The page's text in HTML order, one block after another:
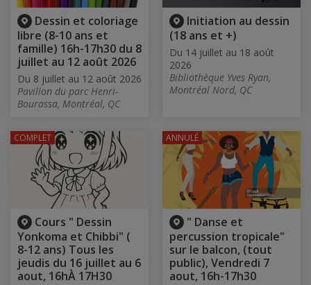
Dessin et coloriage
libre (8-10 ans et
famille) 16h-17h30 du 8
juillet au 12 août 2026
Du 8 juillet au 12 août 2026
Pavillon du parc Henri-
Bourassa, Montréal, QC
Initiation au dessin
(18 ans et +)
Du 14 juillet au 18 août
2026
Bibliothèque Yves Ryan,
Montréal Nord, QC
Cours " Dessin
Yonkoma et Chibbi" (
8-12 ans) Tous les
jeudis du 16 juillet au 6
aout, 16hÀ 17H30
COMPLET
" Danse et
percussion tropicale"
sur le balcon, (tout
public), Vendredi 7
aout, 16h-17h30
ANNULÉ